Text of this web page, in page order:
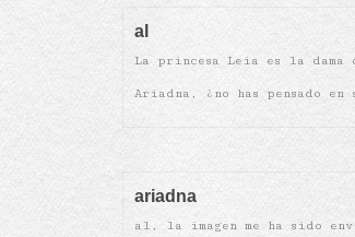
al
La princesa Leia es la dama
Ariadna, ¿no has pensado
ariadna
al, la imagen me ha sido